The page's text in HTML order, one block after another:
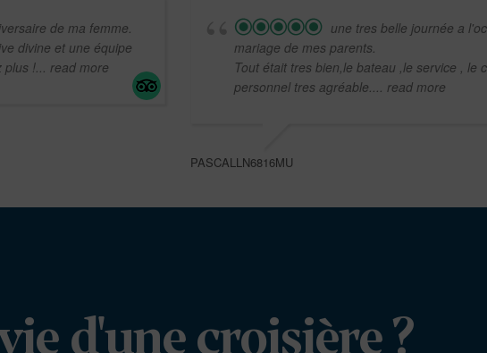
de ma femme.
divine et une équipe
plus !... read more
une tres belle journée a
mariage de mes parents.
Tout était tres bien,le bateau ,le service , le
personnel tres agréable.... read more
PASCALLN6816MU
d'une croisière ?